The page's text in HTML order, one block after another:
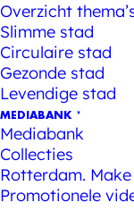
Overzicht
Slimme stad
Circulaire stad
Gezonde stad
Levendige stad
MEDIABANK
Mediabank
Collecties
Rotterdam.
Promotionele